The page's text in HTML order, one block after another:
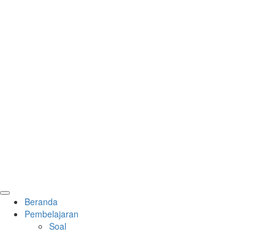
Primary
Menu
Beranda
Pembelajaran
Soal